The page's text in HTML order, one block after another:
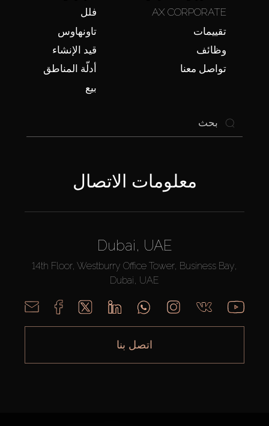
فلل
تاونهاوس
قيد الإنشاء
أدلّة المناطق
بيع
AX CORPORATE
تقييمات
وظائف
تواصل معنا
معلومات الاتصال
Dubai, UAE
14th Floor, Westburry Office Tower, Business Bay,
Dubai, UAE
اتصل بنا